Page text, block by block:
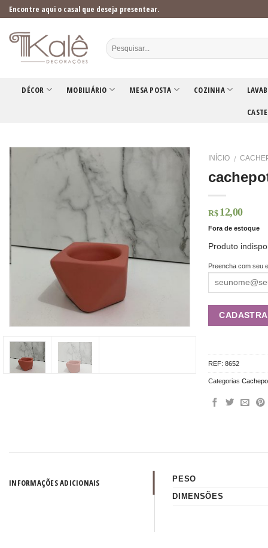
Skip
to
content
Encontre aqui o casal que deseja presentear.
DÉCOR MOBILIÁRIO MESA POSTA COZINHA
INÍCIO /
R$ 12,00
Fora de estoque
Produto
Preencha com seu
REF:8652
Categorias
INFORMAÇÕES ADICIONAIS
PESO
DIMENSÕES